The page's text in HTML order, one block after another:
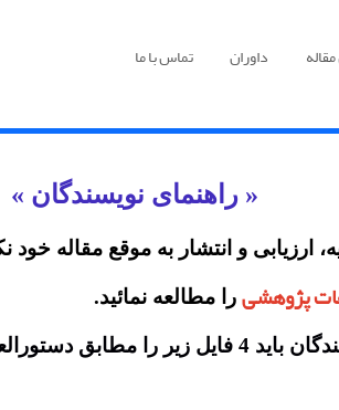
داوران تماس با ما
« راهنمای نویسندگان »
و انتشار به موقع مقاله خود
پژوهشی را مطالعه نمائید.
ارسال نمائید :